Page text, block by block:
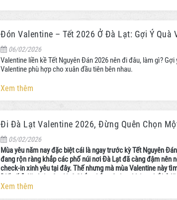
Đón Valentine – Tết 2026 Ở Đà Lạt: Gợi Ý Quà
06/02/2026
Valentine liền kề Tết Nguyên Đán 2026 nên đi đâu, làm gì?
Valentine phù hợp cho xuân đầu tiên bên nhau.
Xem thêm
Đi Đà Lạt Valentine 2026, Đừng Quên Chọn
05/02/2026
Mùa yêu năm nay đặc biệt cái là ngay trước kỳ Tết Nguyên
đang rộn ràng khắp các phố núi nơi Đà Lạt đã càng đậm nên
check-in xinh yêu tại đây. Thế nhưng mà mùa Valentine này
điểm qua xem mùa yêu năm nay nên chọn mẫu bánh nào cho
Xem thêm